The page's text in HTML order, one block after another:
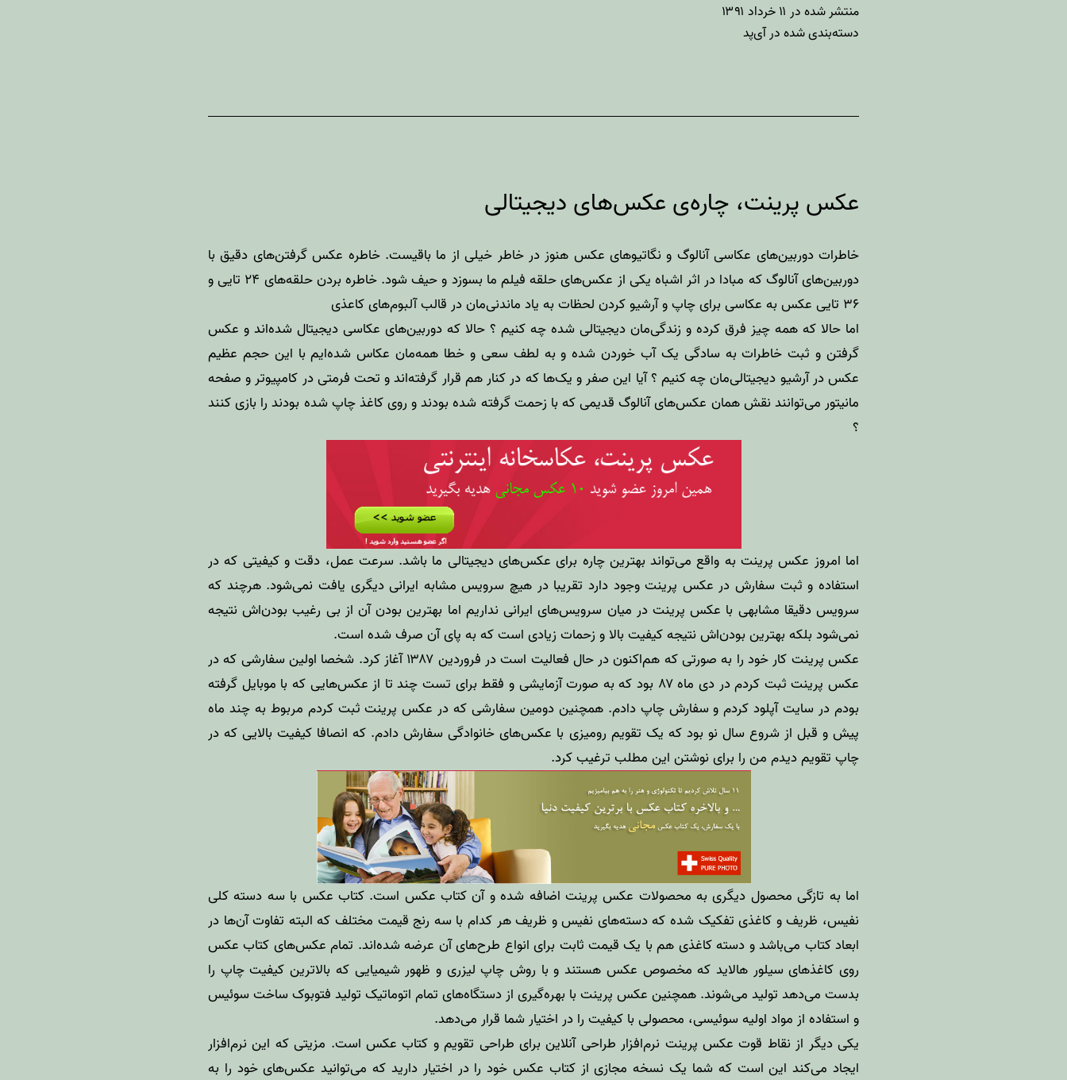
منتشر شده در ۱۱ خرداد ۱۳۹۱
دسته‌بندی شده درآی‌پد
عکس پرینت، چاره‌ی عکس‌های دیجیتالی
خاطرات دوربین‌های عکاسی آنالوگ و نگاتیوهای عکس هنوز در خاطر خیلی از ما باقیست. خاطره عکس گرفتن‌های دقیق با
دوربین‌های آنالوگ که مبادا در اثر اشباه یکی از عکس‌های حلقه فیلم ما بسوزد و حیف شود. خاطره بردن حلقه‌های ۲۴ تایی و
۳۶ تایی عکس به عکاسی برای چاپ و آرشیو کردن لحظات به یاد ماندنی‌مان در قالب آلبوم‌های کاعذی
اما حالا که همه چیز فرق کرده و زندگی‌مان دیجیتالی شده چه کنیم ؟ حالا که دوربین‌های عکاسی دیجیتال شده‌اند و عکس
گرفتن و ثبت خاطرات به سادگی یک آب خوردن شده و به لطف سعی و خطا همه‌مان عکاس شده‌ایم با این حجم عظیم
عکس در آرشیو دیجیتالی‌مان چه کنیم ؟ آیا این صفر و یک‌ها که در کنار هم قرار گرفته‌اند و تحت فرمتی در کامپیوتر و صفحه
مانیتور می‌توانند نقش همان عکس‌های آنالوگ قدیمی که با زحمت گرفته شده بودند و روی کاغذ چاپ شده بودند را بازی کنند
؟
اما امروز عکس پرینتبه واقع می‌تواند بهترین چاره برای عکس‌های دیجیتالی ما باشد. سرعت عمل، دقت و کیفیتی که در
استفاده و ثبت سفارش در عکس پرینت وجود دارد تقریبا در هیچ سرویس مشابه ایرانی دیگری یافت نمی‌شود. هرچند که
سرویس دقیقا مشابهی با عکس پرینت در میان سرویس‌های ایرانی نداریم اما بهترین بودن آن از بی رغیب بودن‌اش نتیجه
نمی‌شود بلکه بهترین بودن‌اش نتیجه‌ کیفیت بالا و زحمات زیادی است که به پای آن صرف شده است.
عکس پرینت کار خود را به صورتی که هم‌اکنون در حال فعالیت است در فروردین ۱۳۸۷ آغاز کرد. شخصا اولین سفارشی که در
عکس پرینت ثبت کردم در دی ماه ۸۷ بود که به صورت آزمایشی و فقط برای تست چند تا از عکس‌هایی که با موبایل گرفته
بودم در سایت آپلود کردم و سفارش چاپ دادم. همچنین دومین سفارشی که در عکس پرینت ثبت کردم مربوط به چند ماه
پیش و قبل از شروع سال نو بود که یک تقویم رومیزی با عکس‌های خانوادگی سفارش دادم. که انصافا کیفیت بالایی که در
چاپ تقویم دیدم من را برای نوشتن این مطلب ترغیب کرد.
اما به تازگی محصول دیگری به محصولات عکس پرینت اضافه شده و آن کتاب عکس است. کتاب عکس با سه دسته کلی
نفیس، ظریف و کاغذی تفکیک شده که دسته‌های نفیس و ظریف هر کدام با سه رنج قیمت مختلف که البته تفاوت آن‌ها در
ابعاد کتاب می‌باشد و دسته کاغذی هم با یک قیمت ثابت برای انواع طرح‌های آن عرضه شده‌اند. تمام عکس‌های کتاب عکس
روی کاغذهای سیلور هالاید که مخصوص عکس هستند و با روش چاپ لیزری و ظهور شیمیایی که بالاترین کیفیت چاپ را
بدست می‌دهد تولید می‌شوند. همچنین عکس پرینت با بهره‌گیری از دستگاه‌های تمام اتوماتیک تولید فتوبوک ساخت سوئیس
و استفاده از مواد اولیه سوئیسی، محصولی با کیفیت را در اختیار شما قرار می‌دهد.
یکی دیگر از نقاط قوت عکس پرینت نرم‌افزار طراحی آنلاین برای طراحی تقویم و کتاب عکس است. مزیتی که این نرم‌افزار
ایجاد می‌کند این است که شما یک نسخه مجازی از کتاب عکس خود را در اختیار دارید که می‌توانید عکس‌های خود را به